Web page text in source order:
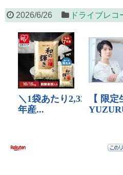
2026/6/26 ドライブレコ